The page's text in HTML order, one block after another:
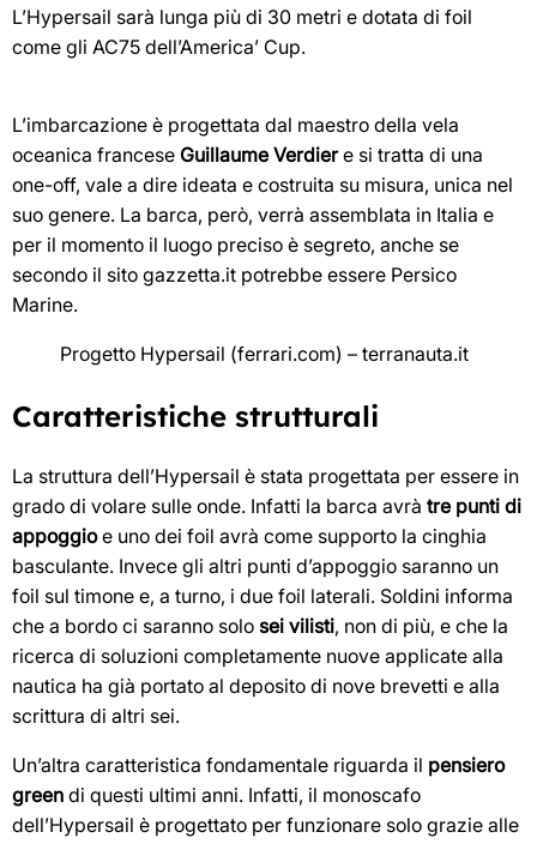
L’Hypersail sarà lunga più di 30 metri e dotata di foil
come gli AC75 dell’America’ Cup.
L’imbarcazione è progettata dal maestro della vela
oceanica francese Guillaume Verdiere si tratta di una
one-off, vale a dire ideata e costruita su misura, unica nel
suo genere. La barca, però, verrà assemblata in Italia e
per il momento il luogo preciso è segreto, anche se
secondo il sito gazzetta.it potrebbe essere Persico
Marine.
Progetto Hypersail (ferrari.com) – terranauta.it
Caratteristiche strutturali
La struttura dell’Hypersail è stata progettata per essere in
grado di volare sulle onde. Infatti la barca avrà tre punti di
appoggioe uno dei foil avrà come supporto la cinghia
basculante. Invece gli altri punti d’appoggio saranno un
foil sul timone e, a turno, i due foil laterali. Soldini informa
che a bordo ci saranno solo sei vilisti, non di più, e che la
ricerca di soluzioni completamente nuove applicate alla
nautica ha già portato al deposito di nove brevetti e alla
scrittura di altri sei.
Un’altra caratteristica fondamentale riguarda il pensiero
green di questi ultimi anni. Infatti, il monoscafo
dell’Hypersail è progettato per funzionare solo grazie alle